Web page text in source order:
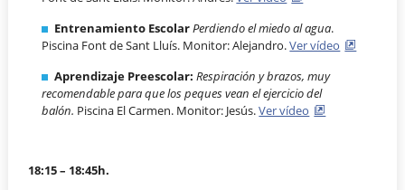
Entrenamiento EscolarPerdiendo el miedo al agua.
Piscina Font de Sant Lluís. Monitor: Alejandro.Ver vídeo
Aprendizaje Preescolar:Respiración y brazos, muy
recomendable para que los peques vean el ejercicio del
balón. Piscina El Carmen. Monitor: Jesús.Ver vídeo
18:15 – 18:45h.